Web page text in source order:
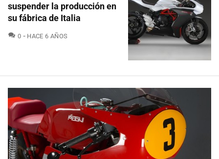
suspender la producción en
su fábrica de Italia
0 COMENTARIOS
HACE 6 AÑOS